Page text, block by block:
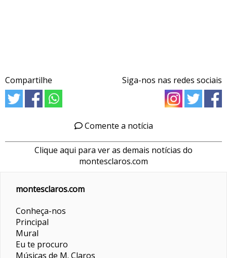
Compartilhe Siga-nos nas redes sociais
Comente a notícia
Clique aqui para ver as demais notícias do
montesclaros.com
montesclaros.com
Conheça-nos
Principal
Mural
Eu te procuro
Músicas de M. Claros